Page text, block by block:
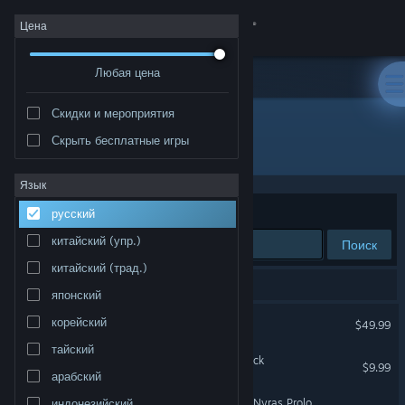
Войти
Сообщество
Информация
Поддержка
Изменить язык
Полная версия
Цена
Любая цена
Скидки и мероприятия
Скрыть бесплатные игры
Язык
русский
китайский (упр.)
китайский (трад.)
японский
корейский
тайский
арабский
Разработчик: Alkimia Interactive
Сортировать по
Поиск
$49.99
Gothic 1 Remake Soundtrack
$9.99
Gothic 1 Remake - Demo (Nyras Prologue)